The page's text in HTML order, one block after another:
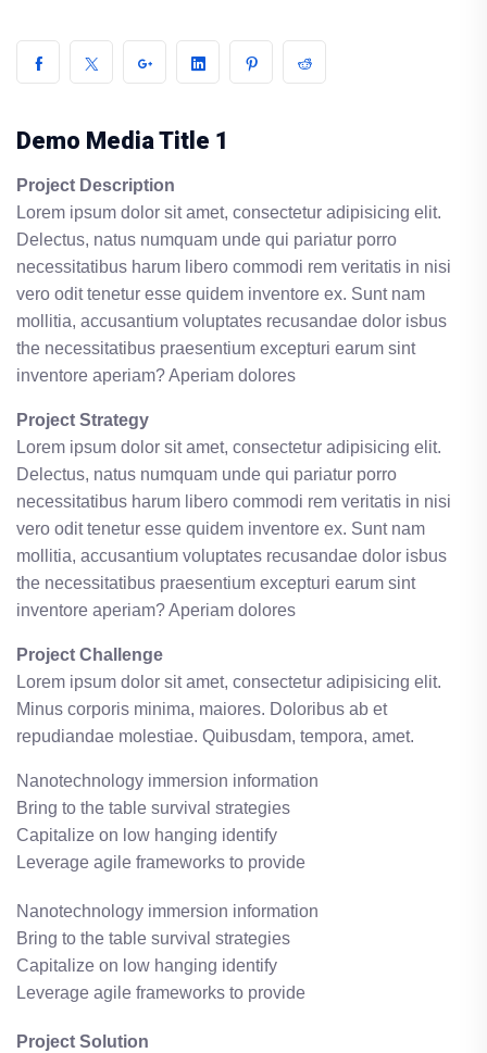
Demo Media Title 1
Project Description
Lorem ipsum dolor sit amet, consectetur adipisicing elit.
Delectus, natus numquam unde qui pariatur porro
necessitatibus harum libero commodi rem veritatis in nisi
vero odit tenetur esse quidem inventore ex. Sunt nam
mollitia, accusantium voluptates recusandae dolor isbus
the necessitatibus praesentium excepturi earum sint
inventore aperiam? Aperiam dolores
Project Strategy
Lorem ipsum dolor sit amet, consectetur adipisicing elit.
Delectus, natus numquam unde qui pariatur porro
necessitatibus harum libero commodi rem veritatis in nisi
vero odit tenetur esse quidem inventore ex. Sunt nam
mollitia, accusantium voluptates recusandae dolor isbus
the necessitatibus praesentium excepturi earum sint
inventore aperiam? Aperiam dolores
Project Challenge
Lorem ipsum dolor sit amet, consectetur adipisicing elit.
Minus corporis minima, maiores. Doloribus ab et
repudiandae molestiae. Quibusdam, tempora, amet.
Nanotechnology immersion information
Bring to the table survival strategies
Capitalize on low hanging identify
Leverage agile frameworks to provide
Nanotechnology immersion information
Bring to the table survival strategies
Capitalize on low hanging identify
Leverage agile frameworks to provide
Project Solution